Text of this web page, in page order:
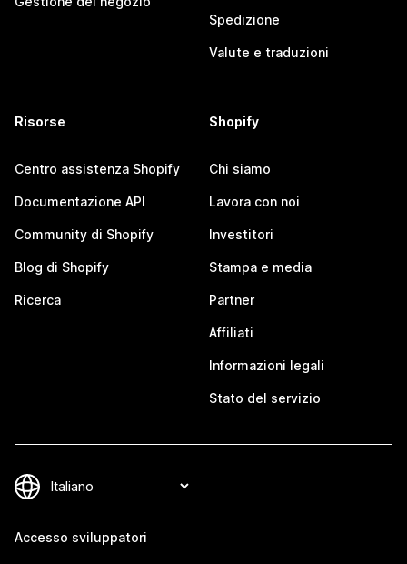
Spedizione
Valute e traduzioni
Risorse
Centro assistenza Shopify
Documentazione API
Community di Shopify
Blog di Shopify
Ricerca
Shopify
Chi siamo
Lavora con noi
Investitori
Stampa e media
Partner
Affiliati
Informazioni legali
Stato del servizio
Accesso sviluppatori